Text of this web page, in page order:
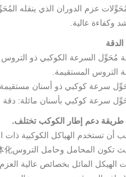
عزم الدوران الذي ينقله
وكفاءة عالية.
مُحَوِّل السرعة الكوكبي ذو التروس
التروس المستقيمة.
سرعة كوكبي ذو أسنان مستقيمة: دقة الدرجة الأولى
سرعة كوكبي بأسنان مائلة: دقة المستوى الأول حوالي 5 دقائق
أن تستخدم الهياكل الكوكبية
الهيكل المائل بخصائص عالية